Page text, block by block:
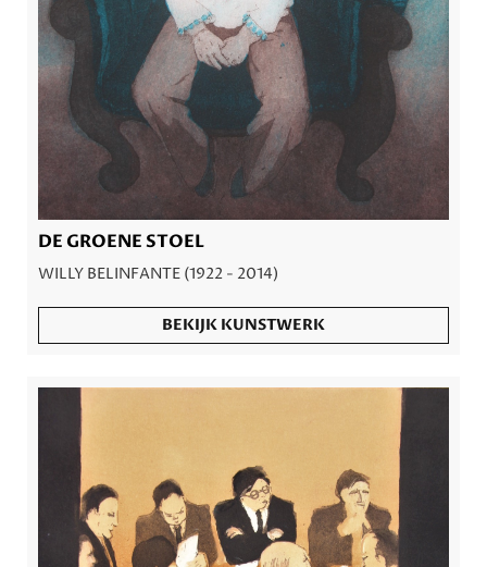
DE GROENE STOEL
WILLY BELINFANTE (1922 - 2014)
BEKIJK KUNSTWERK